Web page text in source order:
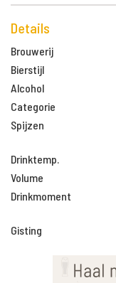
Details
Brouwerij
Bierstijl
Alcohol
Categorie
Spijzen
Drinktemp.
Volume
Drinkmoment
Gisting